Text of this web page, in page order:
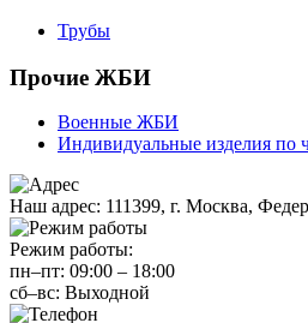
Трубы
Прочие ЖБИ
Военные ЖБИ
Индивидуальные изделия по
Наш адрес: 111399, г. Москва,
Режим работы:
пн–пт: 09:00 – 18:00
сб–вс: Выходной